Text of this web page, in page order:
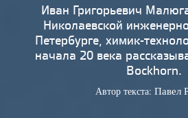
Книги
Наследие
Иван Григорьевич
Николаевской
Петербурге, химик-
начала 20 века
Bockhorn.
Автор текста: Павел